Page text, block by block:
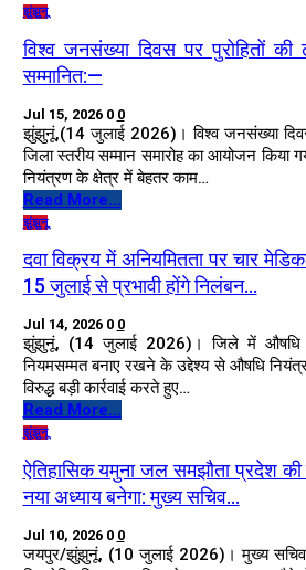
झुंझुनू
विश्व जनसंख्या दिवस पर पुरोहितों
सम्मानित:—
Jul 15, 2026 0 0
झुंझुनूं,(14 जुलाई 2026)। विश्व जनसंख्या
जिला स्तरीय सम्मान समारोह का आयोजन किया
नियंत्रण के क्षेत्र में बेहतर काम…
Read More...
झुंझुनू
दवा विक्रय में अनियमितता पर चार
15 जुलाई से प्रभावी होंगे निलंबन…
Jul 14, 2026 0 0
झुंझुनूं, (14 जुलाई 2026)। जिले में औषधि
नियमसम्मत बनाए रखने के उद्देश्य से औषधि
विरुद्ध बड़ी कार्रवाई करते हुए…
Read More...
झुंझुनू
ऐतिहासिक यमुना जल समझौता प्रदेश
नया अध्याय बनेगा: मुख्य सचिव…
Jul 10, 2026 0 0
जयपुर/झुंझुनूं, (10 जुलाई 2026)। मुख्य सचिव